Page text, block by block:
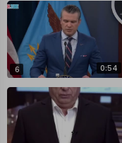
6 0:54